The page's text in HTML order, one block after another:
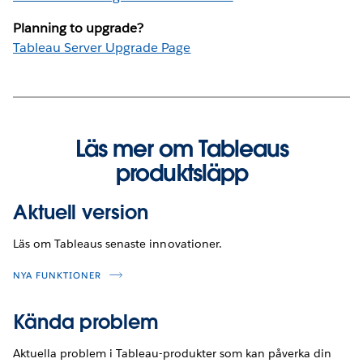
Planning to upgrade?
Tableau Server Upgrade Page
Läs mer om Tableaus
produktsläpp
Aktuell version
Läs om Tableaus senaste innovationer.
NYA FUNKTIONER
Kända problem
Aktuella problem i Tableau-produkter som kan påverka din